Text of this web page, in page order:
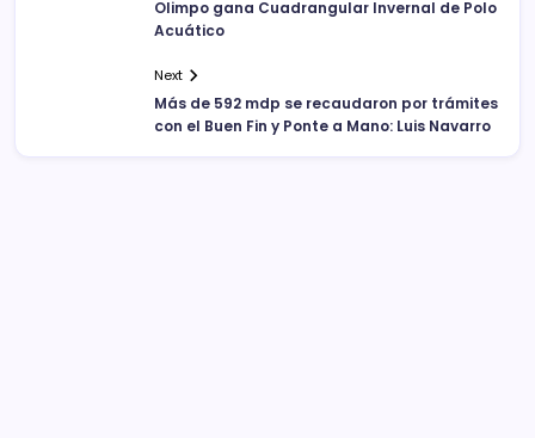
Olimpo gana Cuadrangular Invernal de Polo
Acuático
Next
Más de 592 mdp se recaudaron por trámites
con el Buen Fin y Ponte a Mano: Luis Navarro